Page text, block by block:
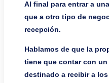
Al final para entrar a
que a otro tipo de
recepción.
Hablamos de que la
tiene que contar con
destinado a recibir a